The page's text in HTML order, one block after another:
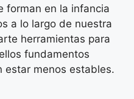
forman en la infancia
a lo largo de nuestra
herramientas para
fundamentos
estar menos estables.